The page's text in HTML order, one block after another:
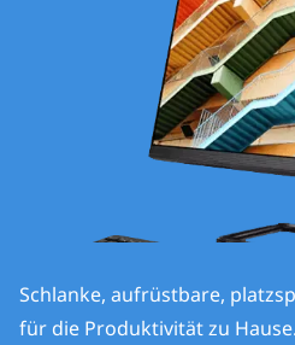
eSchlanke, aufrüstbare,
für die Produktivität zu Hause.